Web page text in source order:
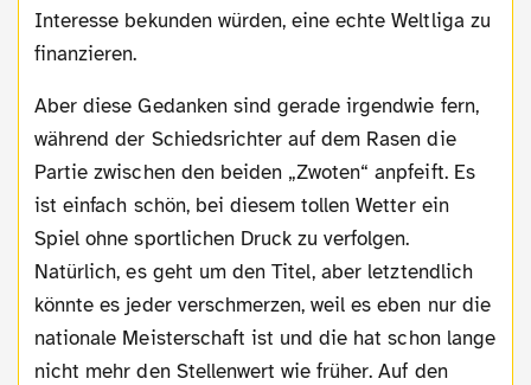
Interesse bekunden würden, eine echte Weltliga zu
finanzieren.
Aber diese Gedanken sind gerade irgendwie fern,
während der Schiedsrichter auf dem Rasen die
Partie zwischen den beiden „Zwoten“ anpfeift. Es
ist einfach schön, bei diesem tollen Wetter ein
Spiel ohne sportlichen Druck zu verfolgen.
Natürlich, es geht um den Titel, aber letztendlich
könnte es jeder verschmerzen, weil es eben nur die
nationale Meisterschaft ist und die hat schon lange
nicht mehr den Stellenwert wie früher. Auf den